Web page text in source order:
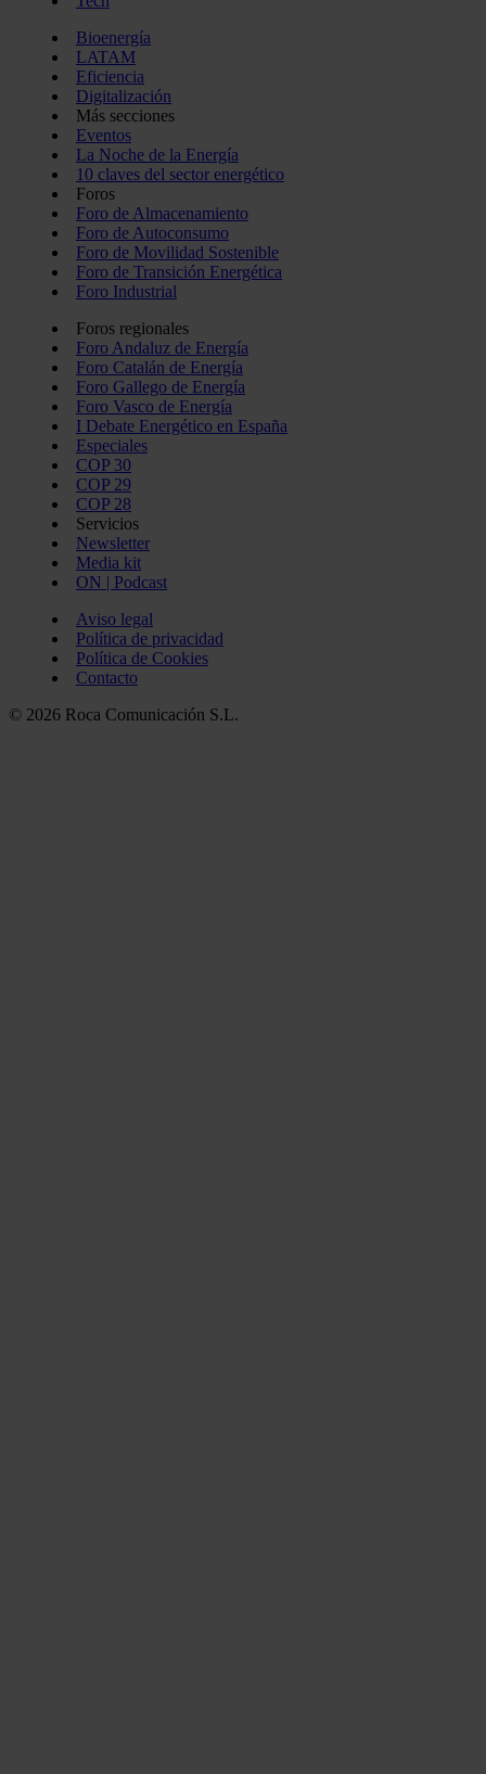
Bioenergía
LATAM
Eficiencia
Digitalización
Más secciones
Eventos
La Noche de la Energía
10 claves del sector energético
Foros
Foro de Almacenamiento
Foro de Autoconsumo
Foro de Movilidad Sostenible
Foro de Transición Energética
Foro Industrial
Foros regionales
Foro Andaluz de Energía
Foro Catalán de Energía
Foro Gallego de Energía
Foro Vasco de Energía
I Debate Energético en España
Especiales
COP 30
COP 29
COP 28
Servicios
Newsletter
Media kit
ON | Podcast
Aviso legal
Política de privacidad
Política de Cookies
Contacto
© 2026 Roca Comunicación S.L.